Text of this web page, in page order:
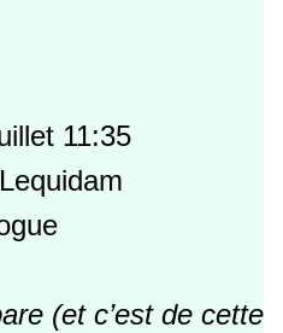
11:35
(et c’est de cette